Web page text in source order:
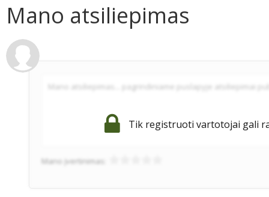
Mano atsiliepimas
Tik registruoti vartotojai gali
Mano įvertinimas: